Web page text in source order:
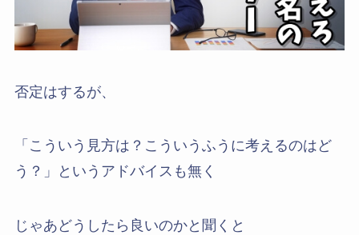
否定はするが、
「こういう見方は？こういうふうに考えるのはど
う？」というアドバイスも無く
じゃあどうしたら良いのかと聞くと